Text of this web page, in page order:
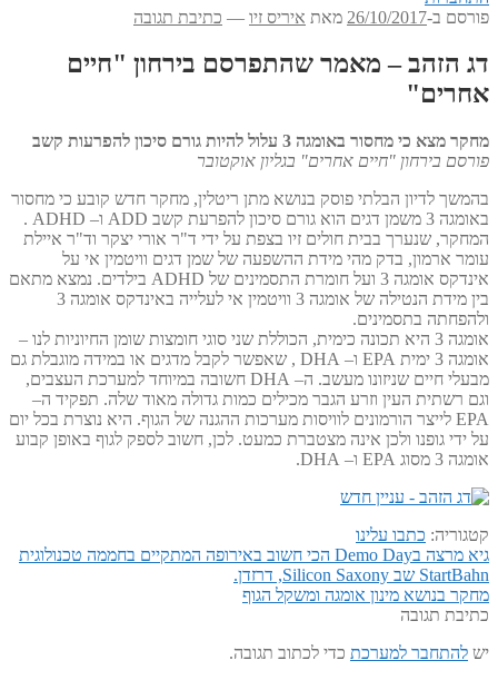
פורסם ב-26/10/2017 מאת איריס זיו — כתיבת תגובה
דג הזהב – מאמר שהתפרסם בירחון "חיים
אחרים"
מחקר מצא כי מחסור באומגה 3 עלול להיות גורם סיכון להפרעות קשב
פורסם בירחון "חיים אחרים" בגליון אוקטובר
בהמשך לדיון הבלתי פוסק בנושא מתן ריטלין, מחקר חדש קובע כי מחסור
באומגה 3 משמן דגים הוא גורם סיכון להפרעת קשב ADD ו– ADHD .
המחקר, שנערך בבית חולים זיו בצפת על ידי ד"ר אורי יצקר וד"ר איילת
עומר ארמון, בדק מהי מידת ההשפעה של שמן דגים וויטמין אי על
אינדקס אומגה 3 ועל חומרת התסמינים של ADHD בילדים. נמצא מתאם
בין מידת הנטילה של אומגה 3 וויטמין אי לעלייה באינדקס אומגה 3
ולהפחתה בתסמינים.
אומגה 3 היא תכונה כימית, הכוללת שני סוגי חומצות שומן החיוניות לנו –
אומגה 3 ימית EPA ו– DHA , שאפשר לקבל מדגים או במידה מוגבלת גם
מבעלי חיים שניזונו מעשב. ה– DHA חשובה במיוחד למערכת העצבים,
וגם רשתית העין וזרע הגבר מכילים כמות גדולה מאוד שלה. תפקיד ה–
EPA לייצר הורמונים לוויסות מערכות ההגנה של הגוף. היא נוצרת בכל יום
על ידי גופנו ולכן אינה מצטברת כמעט. לכן, חשוב לספק לגוף באופן קבוע
אומגה 3 מסוג EPA ו– DHA.
קטגוריה: כתבו עלינו
ניווט
הפוסט
הקודם:
גיא מרצה בDemo Day הכי חשוב באירופה המתקיים בחממה טכנולוגית
StartBahn שב Silicon Saxony, דרזדן.
הפוסט
הבא:
מחקר בנושא מינון אומגה ומשקל הגוף
כתיבת תגובה
יש להתחבר למערכת כדי לכתוב תגובה.